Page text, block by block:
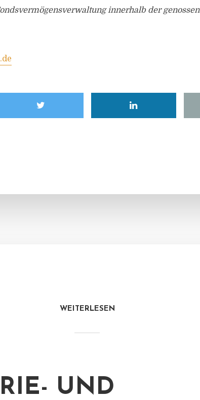
innerhalb der
WEITERLESEN
UND